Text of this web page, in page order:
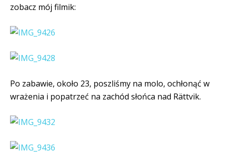
zobacz mój filmik:
Po zabawie, około 23, poszliśmy na molo, ochłonąć w
wrażenia i popatrzeć na zachód słońca nad Rättvik.